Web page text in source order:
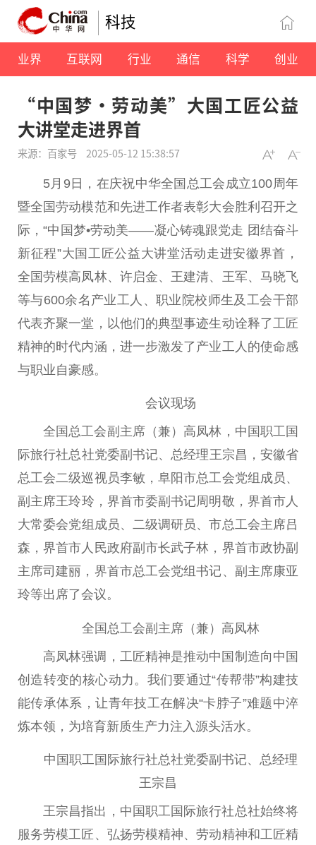
科技
业界 互联网 行业 通信 科学 创业
“中国梦•劳动美”大国工匠公益
大讲堂走进界首
来源：百家号 2025-05-12 15:38:57
5月9日，在庆祝中华全国 总工会成立100周年
暨全国劳动模范和先进工作者表彰大会胜利召开之
际，“中国梦•劳动美——凝心铸魂跟党走 团结奋斗
新征程”大国工匠公益大讲堂活动走进安徽界首，
全国劳模高凤林、许启金、王建清、王军、马晓飞
等与600余名产业工人、职业院校师生及工会干部
代表齐聚一堂，以他们的典型事迹生动诠释了工匠
精神的时代内涵，进一步激发了产业工人的使命感
与职业自豪感。
会议现场
全国总工会副 主席（兼）高凤林， 中国职工国
际旅行社总社党委副 书记、总经理王宗昌，安徽省
总工会二级巡视员李敏，阜阳市总工会党组成员、
副 主席王玲玲，界首市委副书记周明敬，界首市人
大常委会党组成员、二级调研员、市总工会主席吕
森，界首市人民政府副 市长武子林，界首市政协副
主席司建丽，界首市总工会党组书记 、副 主席康亚
玲等出席了会议。
全国 总工会副 主席 （兼）高凤林
高凤林强调，工匠精神是推动中国 制造向 中国
创造转变的核心动力。我们要通过“传帮带”构建技
能传承体系，让青年技工在解决“卡脖子”难题中淬
炼本领，为培育新质生产力注入源头活水。
中国职工国际旅行社总社党委副 书记、 总经理
王宗昌
王宗昌指出， 中国职工国际旅行社总社始终将
服务劳模工匠、弘扬劳模精神、劳动精神和工匠精